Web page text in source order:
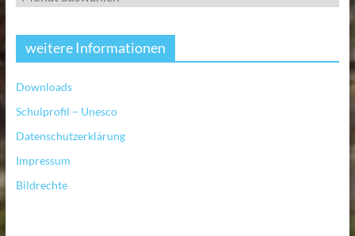
weitere Informationen
Downloads
Schulprofil – Unesco
Datenschutzerklärung
Impressum
Bildrechte